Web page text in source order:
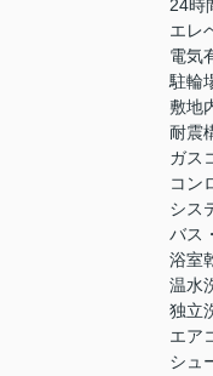
24時
エレ
電気
駐輪
敷地
耐震
ガス
コン
シス
バス
浴室
温水
独立
エア
シュ